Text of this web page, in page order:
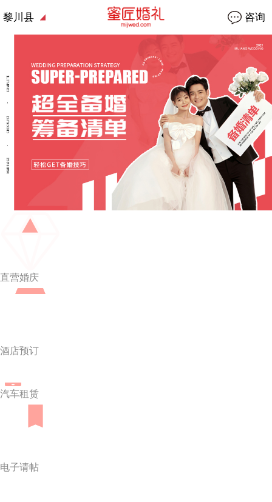
黎川县 咨询
直营婚庆
酒店预订
汽车租赁
电子请帖